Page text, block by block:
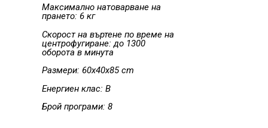
Максимално натоварване на
прането: 6 кг
Скорост на въртене по време на
центрофугиране: до 1300
оборота в минута
Размери: 60x40x85 cm
Енергиен клас: B
Брой програми: 8